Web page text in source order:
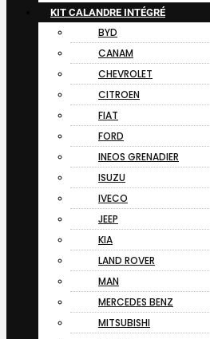
KIT CALANDRE INTÉGRÉ
BYD
CANAM
CHEVROLET
CITROEN
FIAT
FORD
INEOS GRENADIER
ISUZU
IVECO
JEEP
KIA
LAND ROVER
MAN
MERCEDES BENZ
MITSUBISHI